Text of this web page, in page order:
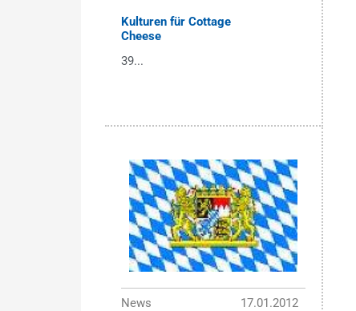
Kulturen für Cottage
Cheese
39...
News
17.01.2012